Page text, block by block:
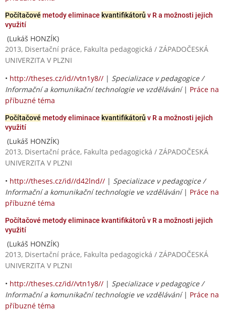
Počítačové metody eliminace kvantifikátorů v R a možnosti jejich
využití
(Lukáš HONZÍK)
2013, Disertační práce, Fakulta pedagogická / ZÁPADOČESKÁ
UNIVERZITA V PLZNI
• http://theses.cz/id//vtn1y8// | Specializace v pedagogice /
Informační a komunikační technologie ve vzdělávání| Práce na
příbuzné téma
Počítačové metody eliminace kvantifikátorů v R a možnosti jejich
využití
(Lukáš HONZÍK)
2013, Disertační práce, Fakulta pedagogická / ZÁPADOČESKÁ
UNIVERZITA V PLZNI
• http://theses.cz/id//d42lnd// | Specializace v pedagogice /
Informační a komunikační technologie ve vzdělávání| Práce na
příbuzné téma
Počítačové metody eliminace kvantifikátorů v R a možnosti jejich
využití
(Lukáš HONZÍK)
2013, Disertační práce, Fakulta pedagogická / ZÁPADOČESKÁ
UNIVERZITA V PLZNI
• http://theses.cz/id//vtn1y8// | Specializace v pedagogice /
Informační a komunikační technologie ve vzdělávání| Práce na
příbuzné téma